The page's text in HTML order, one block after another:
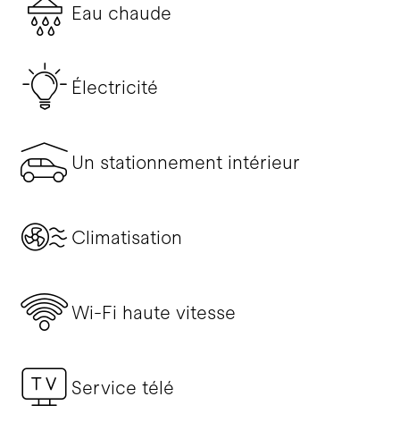
Eau chaude
Électricité
Un stationnement intérieur
Climatisation
Wi-Fi haute vitesse
Service télé